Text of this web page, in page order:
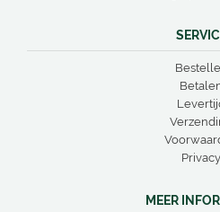
Privacy
MEER